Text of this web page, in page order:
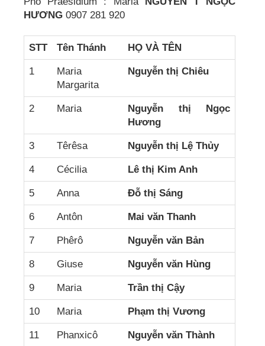
HƯƠNG 0907 281 920
STT Tên Thánh HỌ VÀ TÊN
1
Maria
Margarita
Nguyễn thị Chiêu
2 Maria
Nguyễn thị Ngọc
Hương
3 Têrêsa Nguyễn thị Lệ Thủy
4 Cécilia Lê thị Kim Anh
5 Anna Đỗ thị Sáng
6 Antôn Mai văn Thanh
7 Phêrô Nguyễn văn Bản
8 Giuse Nguyễn văn Hùng
9 Maria Trần thị Cậy
10 Maria Phạm thị Vương
11 Phanxicô Nguyễn văn Thành